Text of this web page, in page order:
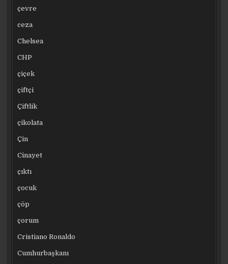
çevre
ceza
Chelsea
CHP
çiçek
çiftçi
Çiftlik
çikolata
Çin
Cinayet
çıktı
çocuk
çöp
çorum
Cristiano Ronaldo
Cumhurbaşkanı